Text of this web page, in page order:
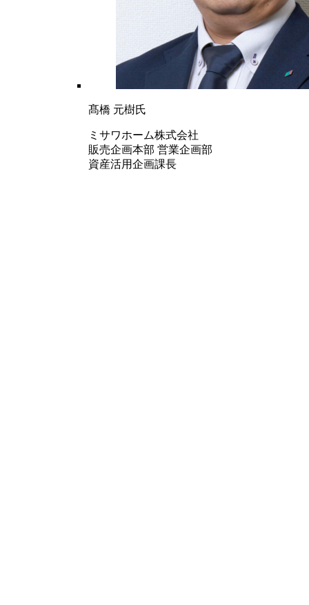
髙橋 元樹氏
ミサワホーム株式会社
販売企画本部 営業企画部
資産活用企画課長